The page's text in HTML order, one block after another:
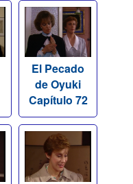
El Pecado
de Oyuki
Capítulo 72